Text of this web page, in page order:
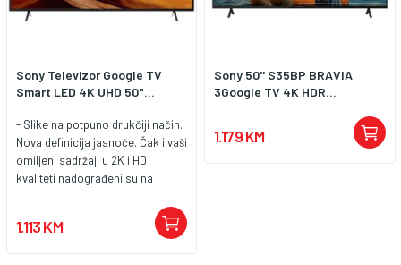
Sony Televizor Google TV
Smart LED 4K UHD 50"...
- Slike na potpuno drukčiji način.
Nova definicija jasnoće. Čak i vaši
omiljeni sadržaji u 2K i HD
kvaliteti nadograđeni su na
tehnologiji 4K X-Reality PRO. -
Zvuk sa sjajnim basom Zvučnik
1.113 KM
Sony 50'' S35BP BRAVIA
3Google TV 4K HDR...
1.179 KM